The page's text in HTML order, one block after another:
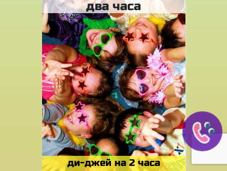
два часа
ди-джей на 2 часа